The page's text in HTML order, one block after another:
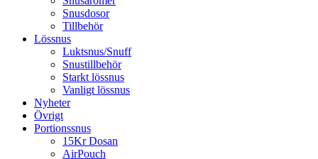
Snusdosor
Tillbehör
Lössnus
Luktsnus/Snuff
Snustillbehör
Starkt lössnus
Vanligt lössnus
Nyheter
Övrigt
Portionssnus
15Kr Dosan
AirPouch